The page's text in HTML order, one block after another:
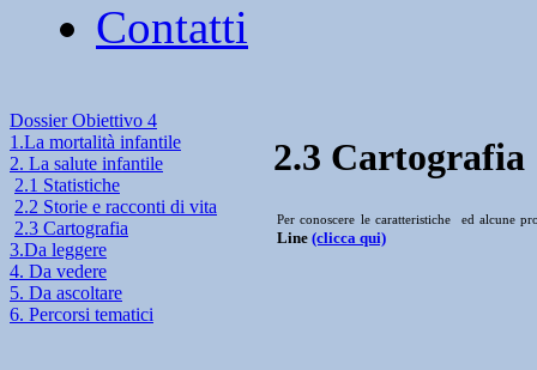
Contatti
2.3 Cartografia
Per conoscere le caratteristiche ed alcune
Line (clicca qui)
Dossier Obiettivo 4
1.La mortalità infantile
2. La salute infantile
2.1 Statistiche
2.2 Storie e racconti di vita
2.3 Cartografia
3.Da leggere
4. Da vedere
5. Da ascoltare
6. Percorsi tematici